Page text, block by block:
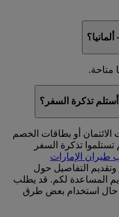
تذكرة السفر؟
الائتمان أو بطاقات الخصم
تذكرة السفر
طيران الإمارات
وتقديم التفاصيل حول
المساعدة لكم. قد يطلب
حال استخدام بعض طرق